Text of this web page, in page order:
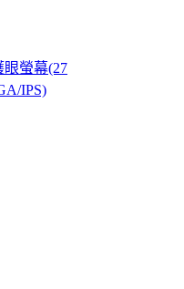
眼螢幕(27
IPS)